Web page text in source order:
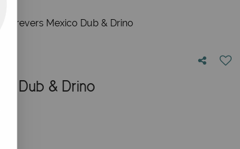
à revers Mexico Dub & Drino
Dub & Drino
!